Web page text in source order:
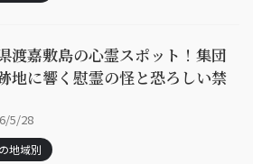
渡嘉敷島の心霊スポット！集団
地に響く慰霊の怪と恐ろしい禁
5/28
地域別